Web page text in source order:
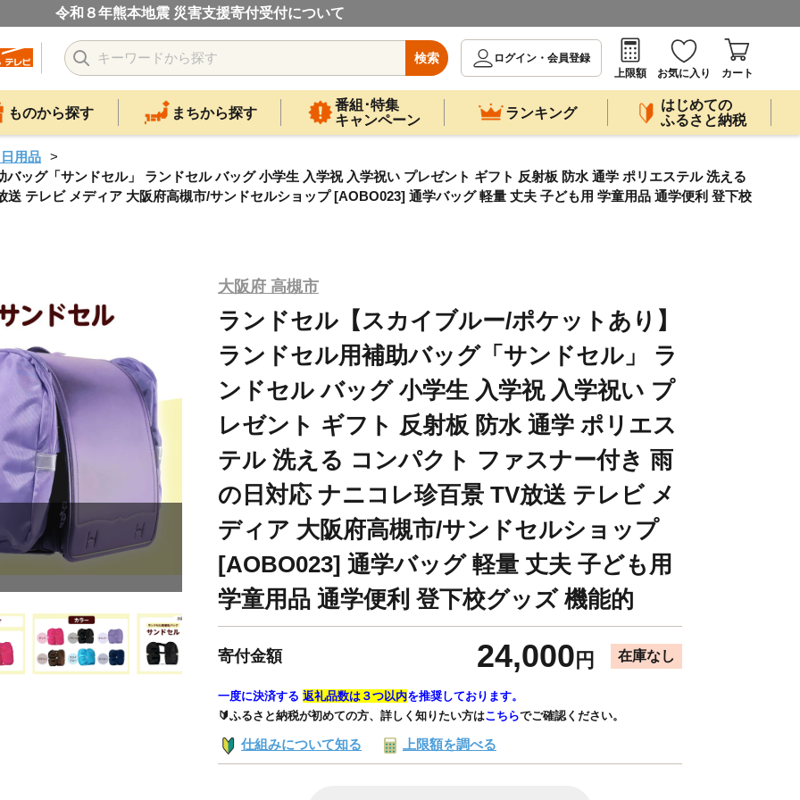
令和８年熊本地震 災害支援寄付受付について
検索
ログイン・会員登録
上限額
お気に入り カート
ものから探す まちから探す
番組･特集
キャンペーン
ランキング
はじめての
ふるさと納税
用品
ッグ「サンドセル」 ランドセル バッグ 小学生 入学祝 入学祝い プレゼント ギフト 反射板 防水 通学 ポリエステル 洗える
テレビ メディア 大阪府高槻市/サンドセルショップ [AOBO023] 通学バッグ 軽量 丈夫 子ども用 学童用品 通学便利 登下校
大阪府 高槻市
ランドセル【スカイブルー/ポケットあり】
ランドセル用補助バッグ「サンドセル」 ラ
ンドセル バッグ 小学生 入学祝 入学祝い プ
レゼント ギフト 反射板 防水 通学 ポリエス
テル 洗える コンパクト ファスナー付き 雨
の日対応 ナニコレ珍百景 TV放送 テレビ メ
ディア 大阪府高槻市/サンドセルショップ
[AOBO023] 通学バッグ 軽量 丈夫 子ども用
学童用品 通学便利 登下校グッズ 機能的
寄付金額 24,000 円 在庫なし
一度に決済する 返礼品数は３つ以内を推奨しております。
🔰ふるさと納税が初めての方、詳しく知りたい方はこちらでご確認ください。
仕組みについて知る 上限額を調べる